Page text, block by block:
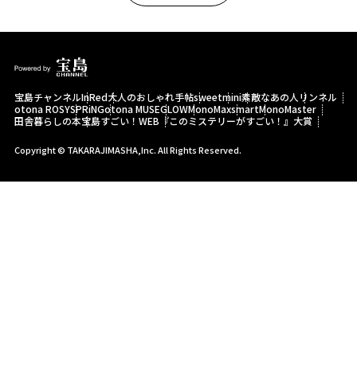
宝島チャンネルInRed大人のおしゃれ手帖sweetmini素敵なあの人 リンネル
otona ROSYSPRiNGotona MUSEGLOWMonoMaxsmartMonoMaster
田舎暮らしの本宝島すごい！WEB 『このミステリーがすごい！』大賞
Copyright © TAKARAJIMASHA,Inc. All Rights Reserved.